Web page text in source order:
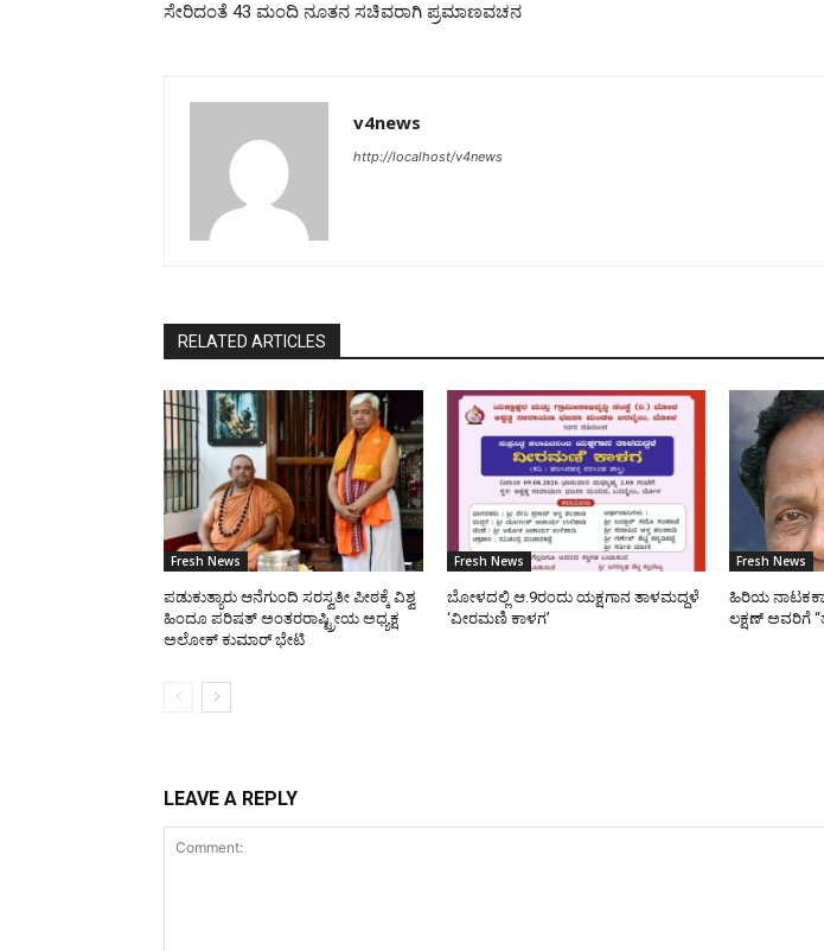
ಸೇರಿದಂತೆ 43 ಮಂದಿ ನೂತನ ಸಚಿವರಾಗಿ ಪ್ರಮಾಣವಚನ
v4news
http://localhost/v4news
RELATED ARTICLES
Fresh News
ಪಡುಕುತ್ಯಾರು ಆನೆಗುಂದಿ ಸರಸ್ವತೀ ಪೀಠಕ್ಕೆ ವಿಶ್ವ
ಹಿಂದೂ ಪರಿಷತ್ ಅಂತರರಾಷ್ಟ್ರೀಯ ಅಧ್ಯಕ್ಷ
ಅಲೋಕ್ ಕುಮಾರ್ ಭೇಟಿ
Fresh News
ಬೋಳದಲ್ಲಿ ಆ.9ರಂದು ಯಕ್ಷಗಾನ ತಾಳಮದ್ದಳೆ
‘ವೀರಮಣಿ ಕಾಳಗ’
Fresh News
ಹಿರಿಯ
ಲಕ್ಷಣ್ ಅವರಿಗೆ
LEAVE A REPLY